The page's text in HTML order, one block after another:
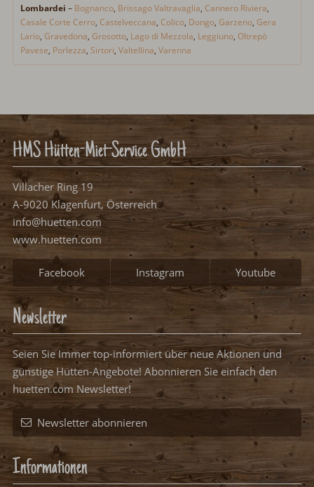
Lombardei – Bognanco, Brissago Valtravaglia, Cannero Riviera,
Casale Corte Cerro, Castelveccana, Colico, Dongo, Garzeno, Gera
Lario, Gravedona, Grosotto, Lago di Mezzola, Leggiuno, Oltrepò
Pavese, Porlezza, Sirtori, Valtellina, Varenna
HMS Hütten-Miet-Service GmbH
Villacher Ring 19
A-9020 Klagenfurt, Österreich
info@huetten.com
www.huetten.com
Facebook Instagram Youtube
Newsletter
Seien Sie Immer top-informiert über neue Aktionen und
günstige Hütten-Angebote! Abonnieren Sie einfach den
huetten.com Newsletter!
Newsletter abonnieren
Informationen